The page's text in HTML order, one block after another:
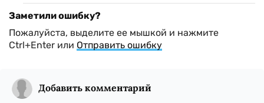
Заметили ошибку?
Пожалуйста, выделите ее мышкой и нажмите
Ctrl+Enter или Отправить ошибку
Добавить комментарий